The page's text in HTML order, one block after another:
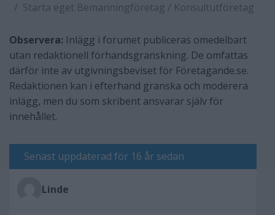
Starta eget Bemanningföretag / Konsultutföretag
Observera: Inlägg i forumet publiceras omedelbart
utan redaktionell förhandsgranskning. De omfattas
därför inte av utgivningsbeviset för Företagande.se.
Redaktionen kan i efterhand granska och moderera
inlägg, men du som skribent ansvarar själv för
innehållet.
Senast uppdaterad för 16 år sedan
Linde